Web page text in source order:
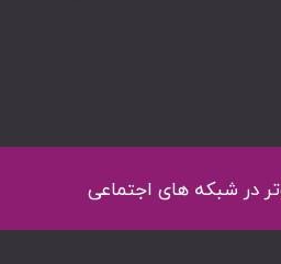
در شبکه های اجتماعی